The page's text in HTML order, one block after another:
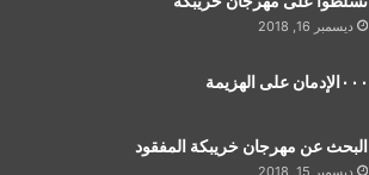
ديسمبر 16, 2018
البحث عن مهرجان خريبكة المفقود
ديسمبر 15, 2018